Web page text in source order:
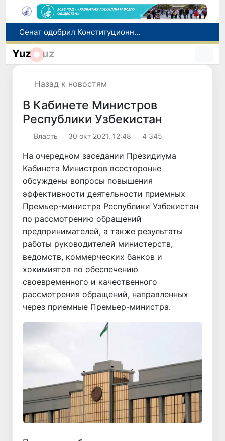
В Ташкенте задержали подозреваемых в распространении крупной партии наркотиков
В Узбекистане упростят назначение пенсий по инвалидности
Yuz uz
Назад к новостям
В Кабинете Министров
Республики Узбекистан
Власть 30 окт 2021, 12:48 4 345
На очередном заседании Президиума
Кабинета Министров всесторонне
обсуждены вопросы повышения
эффективности деятельности приемных
Премьер-министра Республики Узбекистан
по рассмотрению обращений
предпринимателей, а также результаты
работы руководителей министерств,
ведомств, коммерческих банков и
хокимиятов по обеспечению
своевременного и качественного
рассмотрения обращений, направленных
через приемные Премьер-министра.